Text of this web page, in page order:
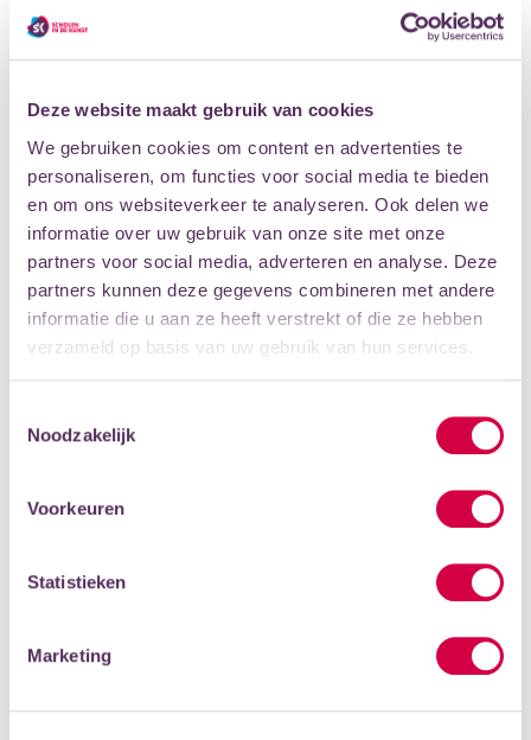
Deze website maakt gebruik van cookies
We gebruiken cookies om content en advertenties te
personaliseren, om functies voor social media te bieden
en om ons websiteverkeer te analyseren. Ook delen we
informatie over uw gebruik van onze site met onze
partners voor social media, adverteren en analyse. Deze
partners kunnen deze gegevens combineren met andere
informatie die u aan ze heeft verstrekt of die ze hebben
verzameld op basis van uw gebruik van hun services.
Noodzakelijk
Voorkeuren
Statistieken
Marketing
DJEMBÉ LES IN EEN GROEP
bij ons. De docent leert je hoe je de verschillende
eindsignalen moet slaan. Een leuke cursus waar je zonder
ervaring aan kan beginnen.
Het djembéspel wordt ondersteund door tweevellige
bastrommels, de zogeheten doun-douns, die met
stokken worden bespeeld. Er zijn uiteraard instrumenten
aanwezig, die tijdens de les gebruikt worden, maar je mag
ook je eigen djembé meenemen. Er zijn djembés te huur
De Afrikaanse percussiegroep staat onder leiding van
docent Abu Ali Swaleh. Twijfel je of Afrikaanse percussie
SCHRIJF JE IN
MOGELIJKHEDEN